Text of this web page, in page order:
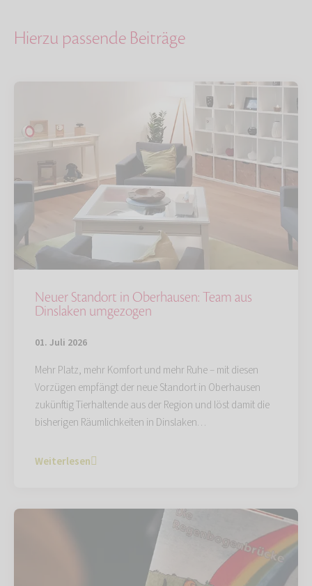
Hierzu passende Beiträge
Neuer Standort in Oberhausen: Team aus
Dinslaken umgezogen
01. Juli 2026
Mehr Platz, mehr Komfort und mehr Ruhe – mit diesen
Vorzügen empfängt der neue Standort in Oberhausen
zukünftig Tierhaltende aus der Region und löst damit die
bisherigen Räumlichkeiten in Dinslaken…
Weiterlesen